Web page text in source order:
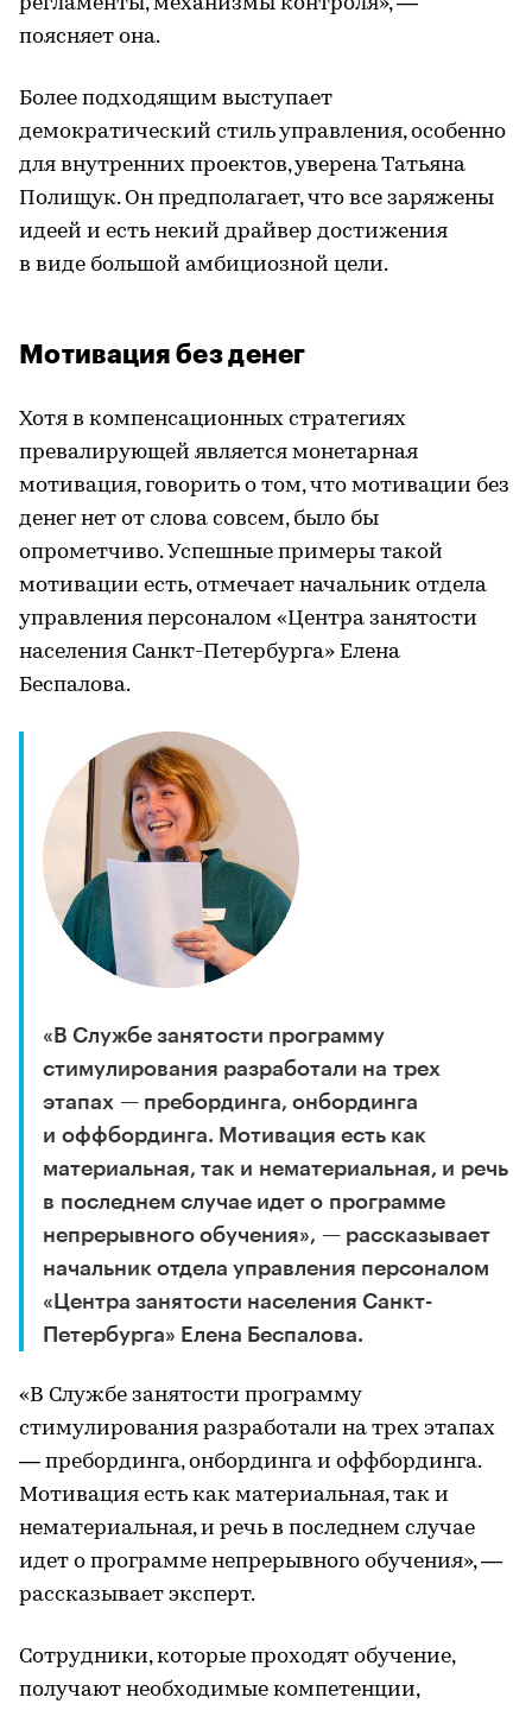
поясняет она.
Более подходящим выступает
демократический стиль управления, особенно
для внутренних проектов, уверена Татьяна
Полищук. Он предполагает, что все заряжены
идеей и есть некий драйвер достижения
в виде большой амбициозной цели.
Мотивация без денег
Хотя в компенсационных стратегиях
превалирующей является монетарная
мотивация, говорить о том, что мотивации без
денег нет от слова совсем, было бы
опрометчиво. Успешные примеры такой
мотивации есть, отмечает начальник отдела
управления персоналом «Центра занятости
населения Санкт-Петербурга» Елена
Беспалова.
«В Службе занятости программу
стимулирования разработали на трех
этапах — пребординга, онбординга
и оффбординга. Мотивация есть как
материальная, так и нематериальная, и речь
в последнем случае идет о программе
непрерывного обучения», — рассказывает
начальник отдела управления персоналом
«Центра занятости населения Санкт-
Петербурга» Елена Беспалова.
«В Службе занятости программу
стимулирования разработали на трех этапах
— пребординга, онбординга и оффбординга.
Мотивация есть как материальная, так и
нематериальная, и речь в последнем случае
идет о программе непрерывного обучения», —
рассказывает эксперт.
Сотрудники, которые проходят обучение,
получают необходимые компетенции,